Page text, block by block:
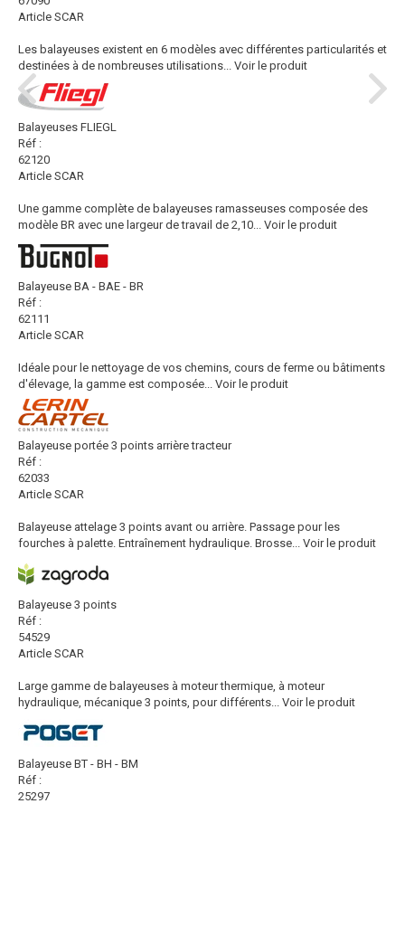
Article SCAR
Les balayeuses existent en 6 modèles avec différentes particularités et
destinées à de nombreuses utilisations... Voir le produit
Balayeuses FLIEGL
Réf :
62120
Article SCAR
Une gamme complète de balayeuses ramasseuses composée des
modèle BR avec une largeur de travail de 2,10... Voir le produit
Balayeuse BA - BAE - BR
Réf :
62111
Article SCAR
Idéale pour le nettoyage de vos chemins, cours de ferme ou bâtiments
d'élevage, la gamme est composée... Voir le produit
Balayeuse portée 3 points arrière tracteur
Réf :
62033
Article SCAR
Balayeuse attelage 3 points avant ou arrière. Passage pour les
fourches à palette. Entraînement hydraulique. Brosse... Voir le produit
Balayeuse 3 points
Réf :
54529
Article SCAR
Large gamme de balayeuses à moteur thermique, à moteur
hydraulique, mécanique 3 points, pour différents... Voir le produit
Balayeuse BT - BH - BM
Réf :
25297